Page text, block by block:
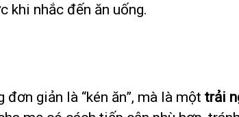
khi nhắc đến ăn uống.
giản là “kén ăn”, mà là một trải